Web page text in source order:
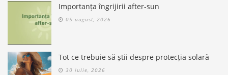
Importanța îngrijirii after-sun
05 august, 2026
Tot ce trebuie să știi despre protecția solară
30 iulie, 2026